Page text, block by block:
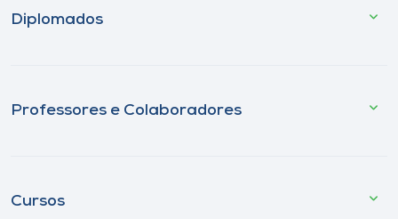
Diplomados
Professores e Colaboradores
Cursos